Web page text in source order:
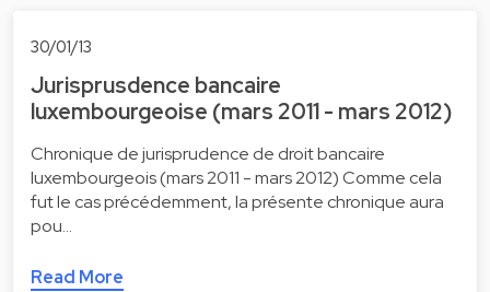
30/01/13
Jurisprusdence bancaire
luxembourgeoise (mars 2011 - mars 2012)
Chronique de jurisprudence de droit bancaire
luxembourgeois (mars 2011 - mars 2012) Comme cela
fut le cas précédemment, la présente chronique aura
pou…
Read More